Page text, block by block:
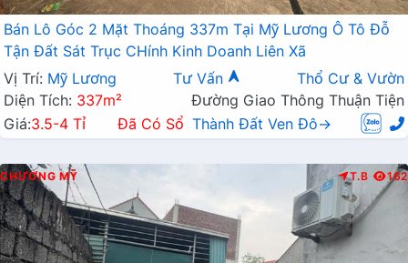
Bán Lô Góc 2 Mặt Thoáng 337m Tại Mỹ Lương Ô Tô Đỗ
Tận Đất Sát Trục CHính Kinh Doanh Liên Xã
Vị Trí: Mỹ Lương Tư Vấn
Thổ Cư & Vườn
Diện Tích: 337m²
Đường Giao Thông Thuận Tiện
Giá:3.5-4 Tỉ Đã Có Sổ Thành Đất Ven Đô→
CHƯƠNG MỸ T.B 162